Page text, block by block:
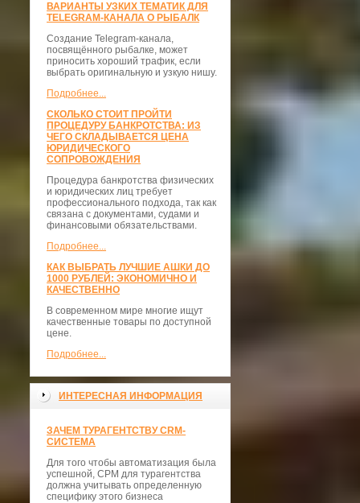
ВАРИАНТЫ УЗКИХ ТЕМАТИК ДЛЯ
TELEGRAM-КАНАЛА О РЫБАЛК
Создание Telegram-канала,
посвящённого рыбалке, может
приносить хороший трафик, если
выбрать оригинальную и узкую нишу.
Подробнее...
СКОЛЬКО СТОИТ ПРОЙТИ
ПРОЦЕДУРУ БАНКРОТСТВА: ИЗ
ЧЕГО СКЛАДЫВАЕТСЯ ЦЕНА
ЮРИДИЧЕСКОГО
СОПРОВОЖДЕНИЯ
Процедура банкротства физических
и юридических лиц требует
профессионального подхода, так как
связана с документами, судами и
финансовыми обязательствами.
Подробнее...
КАК ВЫБРАТЬ ЛУЧШИЕ АШКИ ДО
1000 РУБЛЕЙ: ЭКОНОМИЧНО И
КАЧЕСТВЕННО
В современном мире многие ищут
качественные товары по доступной
цене.
Подробнее...
ИНТЕРЕСНАЯ ИНФОРМАЦИЯ
ЗАЧЕМ ТУРАГЕНТСТВУ CRM-
СИСТЕМА
Для того чтобы автоматизация была
успешной, СРМ для турагентства
должна учитывать определенную
специфику этого бизнеса